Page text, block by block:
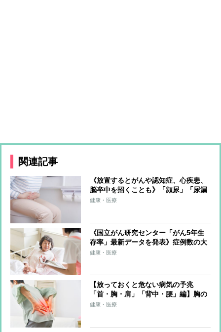
関連記事
《放置するとがんや認知症、心疾患、
脳卒中を招くことも》「頻尿」「尿漏
れ」「痔」「便秘」の最新治療＆改善
健康・医療
《国立がん研究センター「がん5年生
存率」最新データを発表》症例数の大
幅増加などで“より実態に近い数
改善
健康・医療
【放っておくと危ない病気の予兆
「首・胸・肩」「背中・腰」編】胸の
痛みが5分続けば狭心症、30分なら心
健康・医療